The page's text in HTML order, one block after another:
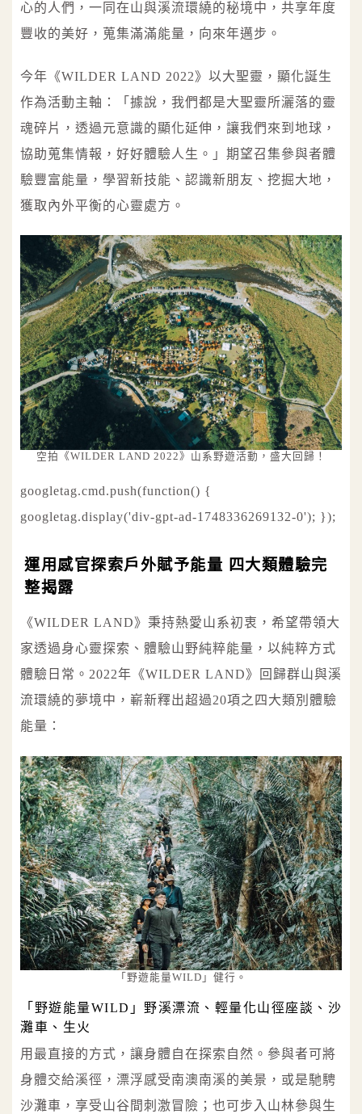
心的人們，一同在山與溪流環繞的秘境中，共享年度
豐收的美好，蒐集滿滿能量，向來年邁步。
今年《WILDER LAND 2022》以大聖靈，顯化誕生
作為活動主軸：「據說，我們都是大聖靈所灑落的靈
魂碎片，透過元意識的顯化延伸，讓我們來到地球，
協助蒐集情報，好好體驗人生。」期望召集參與者體
驗豐富能量，學習新技能、認識新朋友、挖掘大地，
獲取內外平衡的心靈處方。
空拍《WILDER LAND 2022》山系野遊活動，盛大回歸！
googletag.cmd.push(function() {
googletag.display('div-gpt-ad-1748336269132-0'); });
運用感官探索戶外賦予能量 四大類體驗完
整揭露
《WILDER LAND》秉持熱愛山系初衷，希望帶領大
家透過身心靈探索、體驗山野純粹能量，以純粹方式
體驗日常。2022年《WILDER LAND》回歸群山與溪
流環繞的夢境中，嶄新釋出超過20項之四大類別體驗
能量：
「野遊能量WILD」健行。
「野遊能量WILD」野溪漂流、輕量化山徑座談、沙
灘車、生火
用最直接的方式，讓身體自在探索自然。參與者可將
身體交給溪徑，漂浮感受南澳南溪的美景，或是馳騁
沙灘車，享受山谷間刺激冒險；也可步入山林參與生